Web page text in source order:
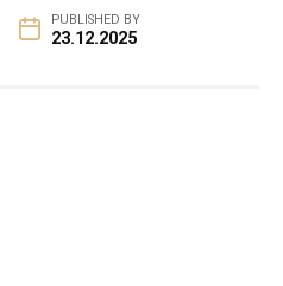
PUBLISHED BY
23.12.2025